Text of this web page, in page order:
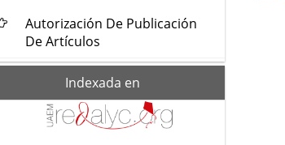
Autorización De Publicación
De Artículos
Indexada en